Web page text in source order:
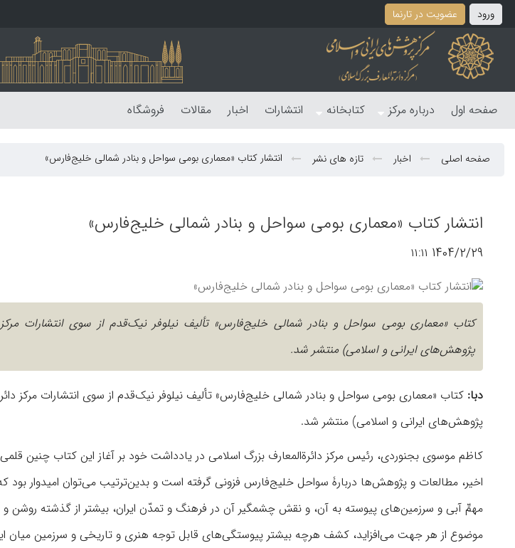
ورود عضویت در تارنما
صفحه اول درباره مرکز کتابخانه انتشارات اخبار مقالات فروشگاه
صفحه اصلی اخبار تازه های نشر انتشار کتاب «معماری بومی سواحل و بنادر شمالی خلیج‌فارس»
انتشار کتاب «معماری بومی سواحل و بنادر شمالی خلیج‌فارس»
1404/2/29 ۱۱:۱۱
کتاب «معماری بومی سواحل و بنادر شمالی خلیج‌فارس» تألیف نیلوفر نیک‌قدم از سوی انتشارات مرکز
پژوهش‌های ایرانی و اسلامی) منتشر ‌شد.
دبا: کتاب «معماری بومی سواحل و بنادر شمالی خلیج‌فارس» تألیف نیلوفر نیک‌قدم از سوی انتشارات مرکز
پژوهش‌های ایرانی و اسلامی) منتشر ‌شد.
کاظم موسوی بجنوردی، رئیس مرکز دائرة‌المعارف بزرگ اسلامی در یادداشت خود بر آغاز این کتاب چنین
اخیر، مطالعات و پژوهش‌ها دربارۀ سواحل خلیج‌فارس فزونی گرفته است و بدین‌ترتیب می‌توان امیدوار بود
مهمِّ آبی و سرزمین‌های پیوسته به آن، و نقش چشمگیر آن در فرهنگ و تمدّن ایران، بیشتر از گذشته روشن و
موضوع از هر جهت می‌افزاید، کشف هرچه بیشتر پیوستگی‌های قابل توجه هنری و تاریخی و سرزمین میان